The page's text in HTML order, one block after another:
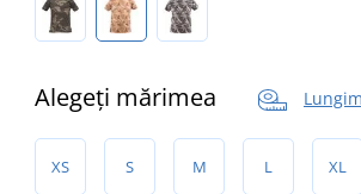
Alegeți mărimea
XS S M L XL